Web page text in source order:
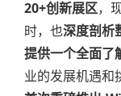
20+创新展区，
时，也深度剖析
提供一个全面了
业的发展机遇和